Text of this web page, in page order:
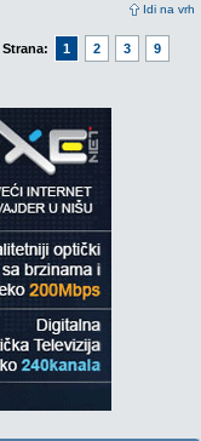
Idi na vrh
Strana: 1 2 3 9